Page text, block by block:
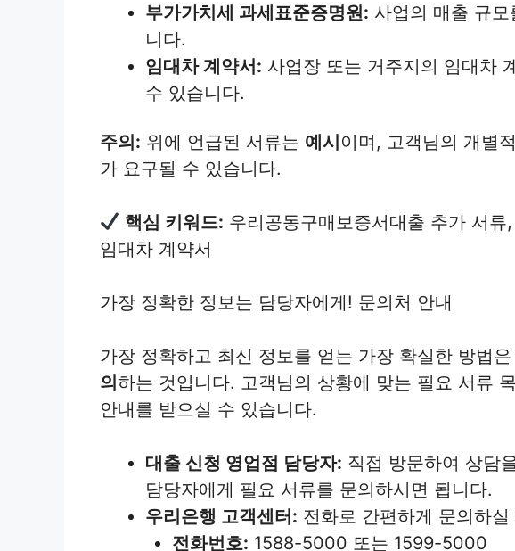
부가가치세 과세표준증명원: 사업의 매출 규
니다.
임대차 계약서: 사업장 또는 거주지의 임대차
수 있습니다.
주의: 위에 언급된 서류는 예시 이며, 고객님의 개별
가 요구될 수 있습니다.
핵심 키워드: 우리공동구매보증서대출 추가 서
임대차 계약서
가장 정확한 정보는 담당자에게! 문의처 안내
가장 정확하고 최신 정보를 얻는 가장 확실한 방법은
의 하는 것입니다. 고객님의 상황에 맞는 필요 서류
안내를 받으실 수 있습니다.
대출 신청 영업점 담당자: 직접 방문하여 상담
담당자에게 필요 서류를 문의하시면 됩니다.
우리은행 고객센터: 전화로 간편하게 문의하
전화번호: 1588-5000 또는 1599-5000